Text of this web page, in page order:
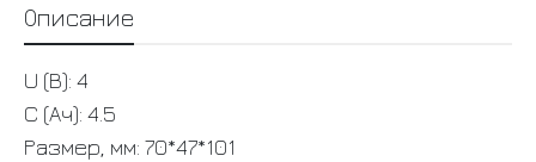
Описание
U (В): 4
C (Ач): 4.5
Размер, мм: 70*47*101